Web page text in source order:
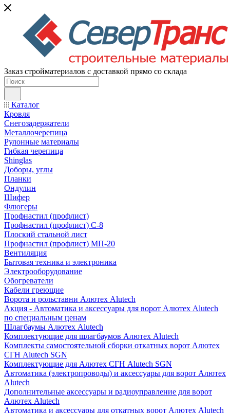
Заказ стройматериалов с доставкой прямо со склада
Каталог
Кровля
Снегозадержатели
Металлочерепица
Рулонные материалы
Гибкая черепица
Shinglas
Доборы, углы
Планки
Ондулин
Шифер
Флюгеры
Профнастил (профлист)
Профнастил (профлист) С-8
Плоский стальной лист
Профнастил (профлист) МП-20
Вентиляция
Бытовая техника и электроника
Электрооборудование
Обогреватели
Кабели греющие
Ворота и рольставни Алютех Alutech
Акция - Автоматика и аксессуары для ворот Алютех Alutech
по специальным ценам
Шлагбаумы Алютех Alutech
Комплектующие для шлагбаумов Алютех Alutech
Комплекты самостоятельной сборки откатных ворот Алютех
СГН Alutech SGN
Комплектующие для Алютех СГН Alutech SGN
Автоматика (электропроводы) и аксессуары для ворот Алютех
Alutech
Дополнительные аксессуары и радиоуправление для ворот
Алютех Alutech
Автоматика и аксессуары для откатных ворот Алютех Alutech